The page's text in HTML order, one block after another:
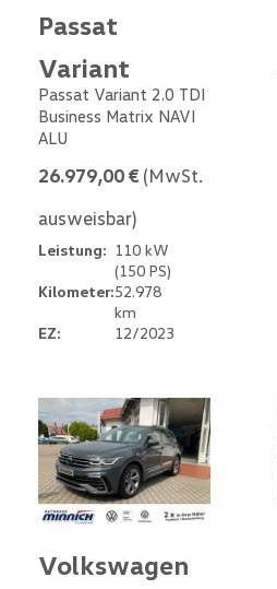
Passat
Variant
Passat Variant 2.0 TDI
Business Matrix NAVI
ALU
26.979,00 € (MwSt.
ausweisbar)
Leistung: 110 kW
(150 PS)
Kilometer:52.978
km
EZ:
12/2023
Volkswagen